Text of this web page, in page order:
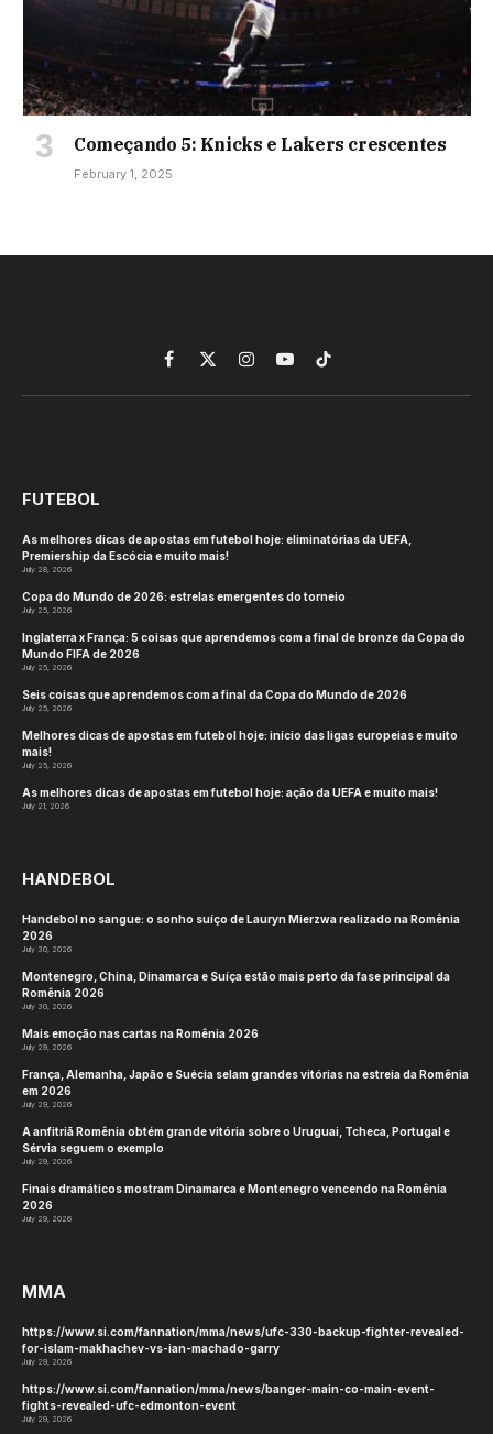
Começando 5: Knicks e Lakers crescentes
February 1, 2025
Facebook
X
(Twitter)
InstagramYouTubeTikTok
FUTEBOL
As melhores dicas de apostas em futebol hoje: eliminatórias da UEFA,
Premiership da Escócia e muito mais!
July 28, 2026
Copa do Mundo de 2026: estrelas emergentes do torneio
July 25, 2026
Inglaterra x França: 5 coisas que aprendemos com a final de bronze da Copa do
Mundo FIFA de 2026
July 25, 2026
Seis coisas que aprendemos com a final da Copa do Mundo de 2026
July 25, 2026
Melhores dicas de apostas em futebol hoje: início das ligas europeias e muito
mais!
July 25, 2026
As melhores dicas de apostas em futebol hoje: ação da UEFA e muito mais!
July 21, 2026
HANDEBOL
Handebol no sangue: o sonho suíço de Lauryn Mierzwa realizado na Romênia
2026
July 30, 2026
Montenegro, China, Dinamarca e Suíça estão mais perto da fase principal da
Romênia 2026
July 30, 2026
Mais emoção nas cartas na Romênia 2026
July 29, 2026
França, Alemanha, Japão e Suécia selam grandes vitórias na estreia da Romênia
em 2026
July 29, 2026
A anfitriã Romênia obtém grande vitória sobre o Uruguai, Tcheca, Portugal e
Sérvia seguem o exemplo
July 29, 2026
Finais dramáticos mostram Dinamarca e Montenegro vencendo na Romênia
2026
July 29, 2026
MMA
https://www.si.com/fannation/mma/news/ufc-330-backup-fighter-revealed-
for-islam-makhachev-vs-ian-machado-garry
July 29, 2026
https://www.si.com/fannation/mma/news/banger-main-co-main-event-
fights-revealed-ufc-edmonton-event
July 29, 2026